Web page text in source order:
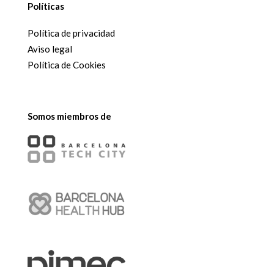
Políticas
Política de privacidad
Aviso legal
Política de Cookies
Somos miembros de